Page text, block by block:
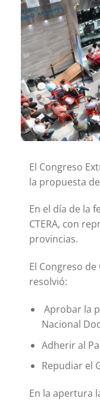
El Congreso
la propuesta
En el día de la
CTERA, con
provincias.
El Congreso
resolvió:
Aprobar la
Nacional
Adherir al
Repudiar el
En la apertura